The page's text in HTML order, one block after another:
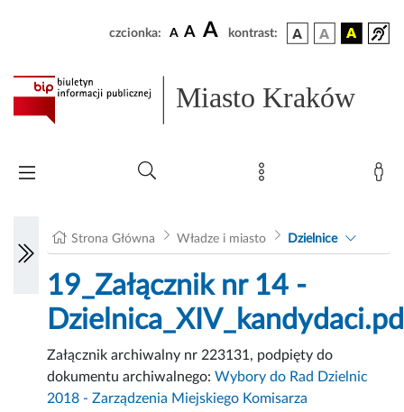
czcionka: A A A kontrast:
Miasto Kraków
Strona Główna Władze i miasto Dzielnice
19_Załącznik nr 14 -
Załącznik archiwalny nr 223131, podpięty do
dokumentu archiwalnego:Wybory do Rad Dzielnic
2018 - Zarządzenia Miejskiego Komisarza